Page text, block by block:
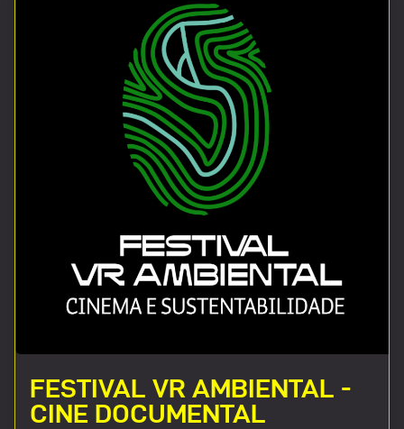
FESTIVAL VR AMBIENTAL -
CINE DOCUMENTAL